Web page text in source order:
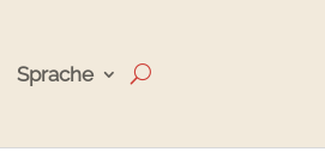
Sprache